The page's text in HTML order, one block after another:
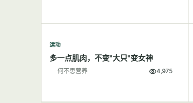
运动
多一点肌肉，不变"大只"变女神
何不思营养 4,975